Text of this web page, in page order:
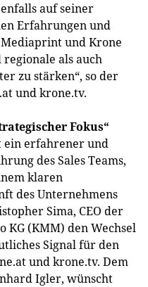
auf seiner
Erfahrungen und
und Krone
als auch
zu stärken“, so der
und krone.tv.
Fokus“
ein erfahrener und
des Sales Teams,
klaren
des Unternehmens
Sima, CEO der
KG (KMM) den Wechsel
Signal für den
und krone.tv. Dem
Igler, wünscht